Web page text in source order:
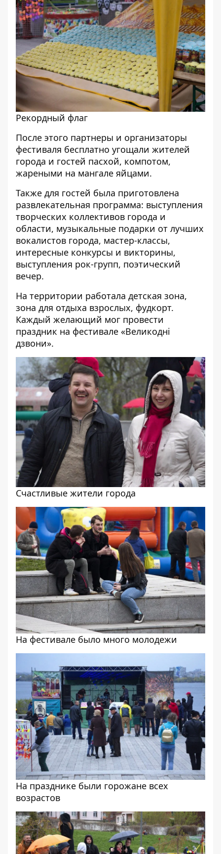
Рекордный флаг
После этого партнеры и организаторы
фестиваля бесплатно угощали жителей
города и гостей пасхой, компотом,
жареными на мангале яйцами.
Также для гостей была приготовлена
развлекательная программа: выступления
творческих коллективов города и
области, музыкальные подарки от лучших
вокалистов города, мастер-классы,
интересные конкурсы и викторины,
выступления рок-групп, поэтический
вечер.
На территории работала детская зона,
зона для отдыха взрослых, фудкорт.
Каждый желающий мог провести
праздник на фестивале «Великодні
дзвони».
Счастливые жители города
На фестивале было много молодежи
На празднике были горожане всех
возрастов